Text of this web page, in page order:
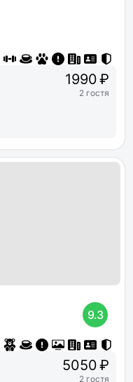
1990 ₽
2 гостя
9.3
5050 ₽
2 гостя